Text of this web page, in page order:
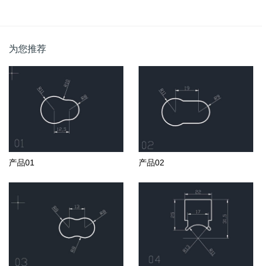
为您推荐
产品01 产品02